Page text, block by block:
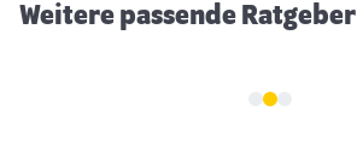
Weitere passende Ratgeber